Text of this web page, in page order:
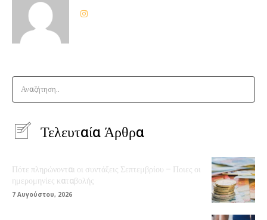
Αναζήτηση..
Τελευταία Άρθρα
Πότε πληρώνονται οι συντάξεις Σεπτεμβρίου – Ποιες οι
ημερομηνίες καταβολής
7 Αυγούστου, 2026